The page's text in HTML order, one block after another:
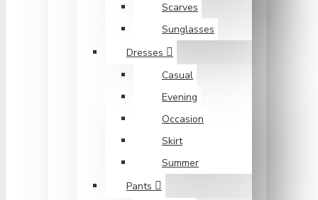
Scarves
Sunglasses
Dresses
Casual
Evening
Occasion
Skirt
Summer
Pants